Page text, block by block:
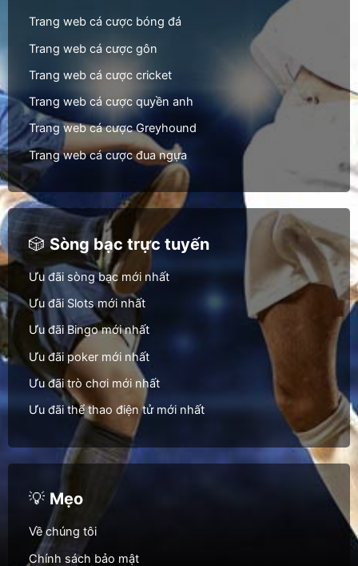
Trang web cá cược bóng đá
Trang web cá cược gôn
Trang web cá cược cricket
Trang web cá cược quyền anh
Trang web cá cược Greyhound
Trang web cá cược đua ngựa
🎲Sòng bạc trực tuyến
Ưu đãi sòng bạc mới nhất
Ưu đãi Slots mới nhất
Ưu đãi Bingo mới nhất
Ưu đãi poker mới nhất
Ưu đãi trò chơi mới nhất
Ưu đãi thể thao điện tử mới nhất
💡 Mẹo
Về chúng tôi
Chính sách bảo mật